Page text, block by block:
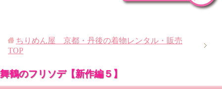
ちりめん屋 京都・丹後の着物レンタル・販売
TOP
舞鶴のフリソデ【新作編５】